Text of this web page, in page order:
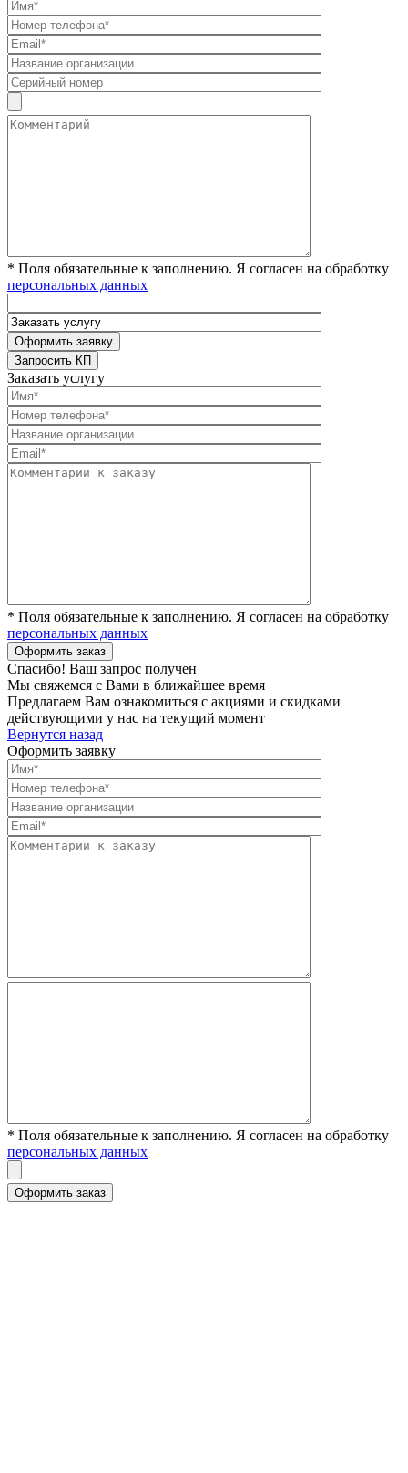
* Поля обязательные к заполнению. Я согласен на обработку
персональных данных
Заказать услугу
* Поля обязательные к заполнению. Я согласен на обработку
персональных данных
Спасибо! Ваш запрос получен
Мы свяжемся с Вами в ближайшее время
Предлагаем Вам ознакомиться с акциями и скидками
действующими у нас на текущий момент
Вернутся назад
Оформить заявку
* Поля обязательные к заполнению. Я согласен на обработку
персональных данных